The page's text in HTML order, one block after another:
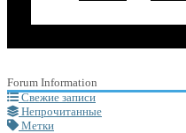
Forum Information
Свежие записи
Непрочитанные
Метки